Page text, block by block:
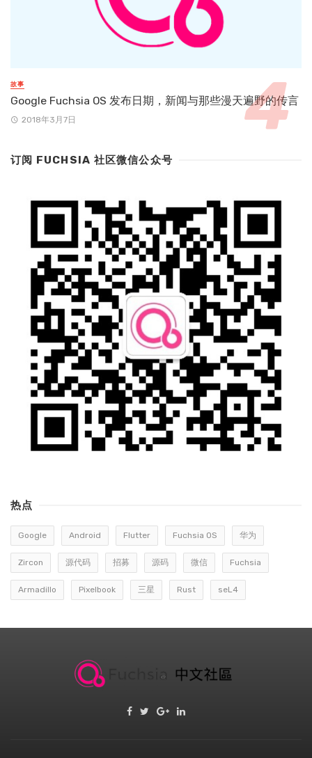
故事
Google Fuchsia OS 发布日期，新闻与那些漫天遍野的传言
2018年3月7日
订阅 FUCHSIA 社区微信公众号
热点
Google Android Flutter Fuchsia OS 华为
Zircon 源代码 招募 源码 微信 Fuchsia
Armadillo Pixelbook 三星 Rust seL4